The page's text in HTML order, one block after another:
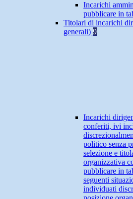
Incarichi
pubblicare in
Titolari di incarichi
generali) 9
Incarichi
conferiti, ivi
politico senza
selezione e
organizzativa
pubblicare in
seguenti
individuati